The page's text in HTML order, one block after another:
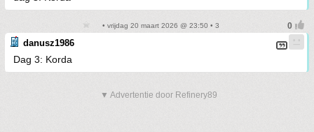
• vrijdag 20 maart 2026 @ 23:50 • 3
danusz1986
Dag 3: Korda
▼ Advertentie door Refinery89